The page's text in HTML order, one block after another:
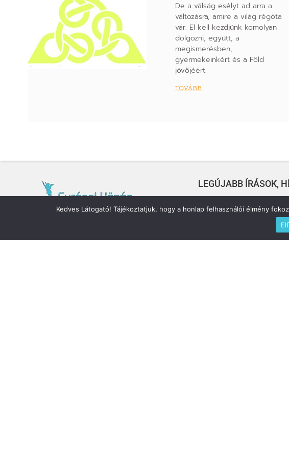
De a válság esélyt ad arra a
változásra, amire a világ régóta
vár. El kell kezdjünk komolyan
dolgozni, együtt, a
megismerésben,
gyermekeinkért és a Föld
jövőjéért.
TOVÁBB
LEGÚJABB ÍRÁSOK,
2025. 4. lapszám
Kedves Látogató! Tájékoztatjuk, hogy a honlap felhasználói élmény